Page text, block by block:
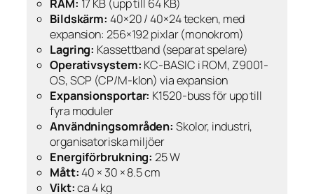
RAM: 17 KB (upp till 64 KB)
Bildskärm: 40×20 / 40×24 tecken, med
expansion: 256×192 pixlar (monokrom)
Lagring: Kassettband (separat spelare)
Operativsystem: KC-BASIC i ROM, Z9001-
OS, SCP (CP/M-klon) via expansion
Expansionsportar: K1520-buss för upp till
fyra moduler
Användningsområden: Skolor, industri,
organisatoriska miljöer
Energiförbrukning: 25 W
Mått:40 × 30 × 8.5 cm
Vikt:ca 4 kg